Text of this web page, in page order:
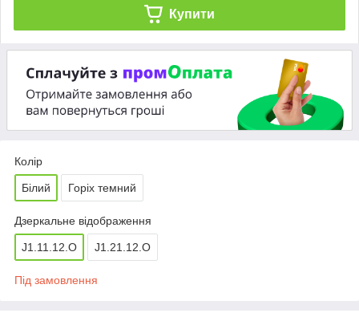
Купити
Колір
Білий Горіх темний
Дзеркальне відображення
J1.11.12.O J1.21.12.O
Під замовлення